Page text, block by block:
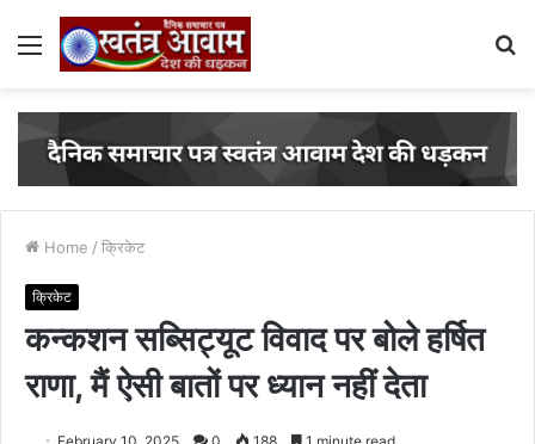
Menu
Home / क्रिकेट
क्रिकेट
कन्कशन सब्सिट्यूट विवाद पर बोले हर्षित
राणा, मैं ऐसी बातों पर ध्यान नहीं देता